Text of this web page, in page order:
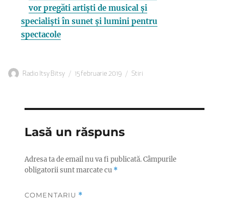
vor pregăti artiști de musical și
specialiști în sunet și lumini pentru
spectacole
Autor
Radio Itsy Bitsy
Publicat
15 februarie 2019 Categorii
Stiri
Lasă un răspuns
Adresa ta de email nu va fi publicată.Câmpurile
obligatorii sunt marcate cu *
COMENTARIU *